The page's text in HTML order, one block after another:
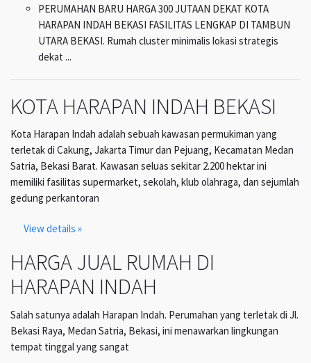
PERUMAHAN BARU HARGA 300 JUTAAN DEKAT KOTA
HARAPAN INDAH BEKASI FASILITAS LENGKAP DI TAMBUN
UTARA BEKASI. Rumah cluster minimalis lokasi strategis
dekat ...
KOTA HARAPAN INDAH BEKASI
Kota Harapan Indah adalah sebuah kawasan permukiman yang
terletak di Cakung, Jakarta Timur dan Pejuang, Kecamatan Medan
Satria, Bekasi Barat. Kawasan seluas sekitar 2.200 hektar ini
memiliki fasilitas supermarket, sekolah, klub olahraga, dan sejumlah
gedung perkantoran
View details »
HARGA JUAL RUMAH DI
HARAPAN INDAH
Salah satunya adalah Harapan Indah. Perumahan yang terletak di Jl.
Bekasi Raya, Medan Satria, Bekasi, ini menawarkan lingkungan
tempat tinggal yang sangat